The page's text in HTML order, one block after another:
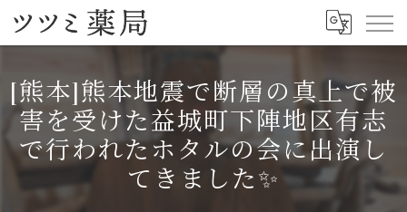
[熊本]熊本地震で断層の真上で被
害を受けた益城町下陣地区有志
で行われたホタルの会に出演し
てきました✨